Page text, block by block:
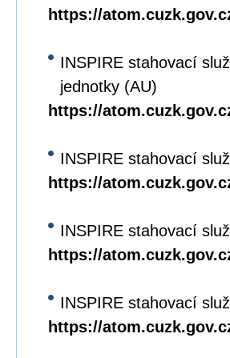
https://
INSPIRE stahovací
jednotky (AU)
https://
INSPIRE stahovací
https://
INSPIRE stahovací
https://
INSPIRE stahovací
https://